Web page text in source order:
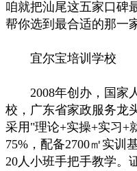
咱就把汕尾这五家口碑
帮你选到最合适的那一
宜尔宝培训学校
2008年创办，国家
校，广东省家政服务龙
采用"理论+实操+实习+
75%，配备2700㎡实训
20人小班手把手教学。